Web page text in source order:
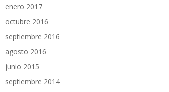
enero 2017
octubre 2016
septiembre 2016
agosto 2016
junio 2015
septiembre 2014